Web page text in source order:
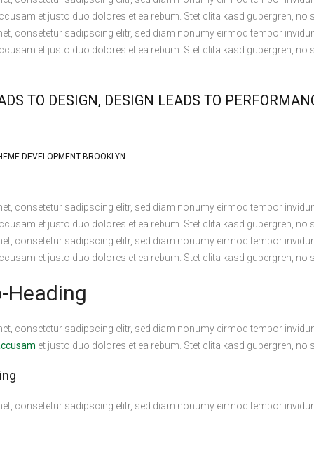
et justo duo dolores et ea rebum. Stet clita kasd gubergren,
consetetur sadipscing elitr, sed diam nonumy eirmod tempor
et justo duo dolores et ea rebum. Stet clita kasd gubergren,
TO DESIGN, DESIGN LEADS TO
DEVELOPMENT BROOKLYN
consetetur sadipscing elitr, sed diam nonumy eirmod tempor
et justo duo dolores et ea rebum. Stet clita kasd gubergren,
consetetur sadipscing elitr, sed diam nonumy eirmod tempor
et justo duo dolores et ea rebum. Stet clita kasd gubergren,
Heading
consetetur sadipscing elitr, sed diam nonumy eirmod tempor
et justo duo dolores et ea rebum. Stet clita kasd gubergren,
consetetur sadipscing elitr, sed diam nonumy eirmod tempor